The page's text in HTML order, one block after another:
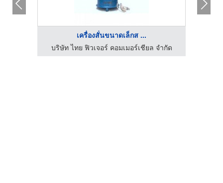
เครื่องสั่นขนาดเล็กส ...
บริษัท ไทย ฟิวเจอร์ คอมเมอร์เชียล จำกัด